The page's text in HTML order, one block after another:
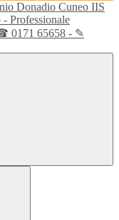
IIS
Professionale
0171 65658 - ✎